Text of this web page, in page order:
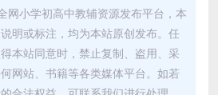
网小学初高中教辅资源发布平台，本
明或标注，均为本站原创发布。任
本站同意时，禁止复制、盗用、采
网站、书籍等各类媒体平台。如若